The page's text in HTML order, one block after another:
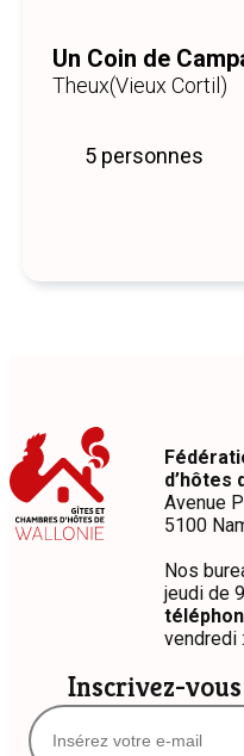
Un Coin de
Theux(Vieux Cortil)
5 personnes
Inscrivez-
d’hôtes
Avenue
5100
Nos
jeudi de
vendredi